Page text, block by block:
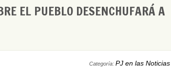
EL PUEBLO DESENCHUFARÁ A
Categoría: PJ en las Noticias